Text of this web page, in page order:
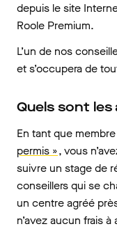
depuis le site
Roole Premium.
L’un de nos
et s’occupera de
Quels sont les
En tant que
permis », vous
suivre un stage de
conseillers qui se
un centre agréé
n’avez aucun frais